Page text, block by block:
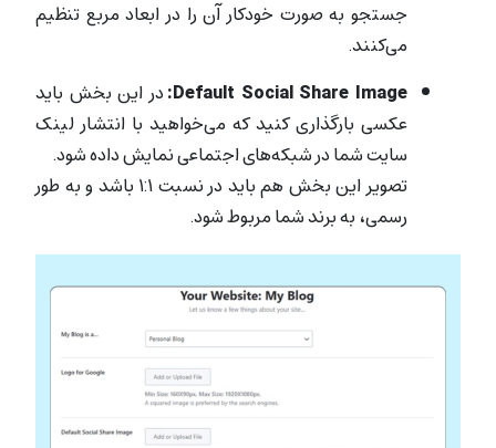
جستجو به صورت خودکار آن را در ابعاد مربع تنظیم
می‌کنند.
Default Social Share Image: در این بخش باید
عکسی بارگذاری کنید که می‌خواهید با انتشار لینک
سایت شما در شبکه‌های اجتماعی نمایش داده شود.
تصویر این بخش هم باید در نسبت ۱:۱ باشد و به طور
رسمی، به برند شما مربوط شود.